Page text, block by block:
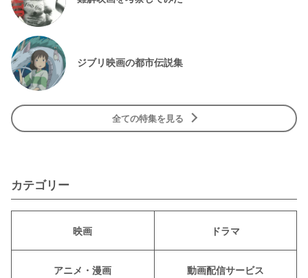
ジブリ映画の都市伝説集
全ての特集を見る
カテゴリー
映画 ドラマ
アニメ・漫画 動画配信サービス